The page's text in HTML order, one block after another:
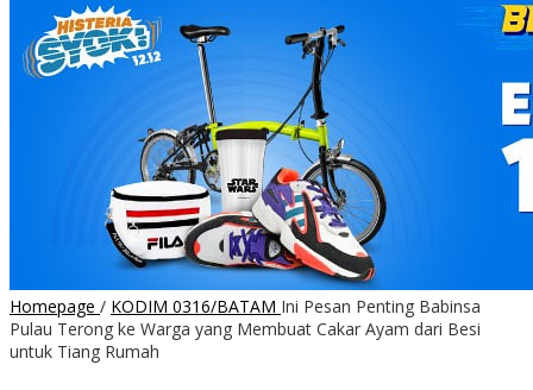
Homepage / KODIM 0316/BATAM Ini Pesan Penting Babinsa
Pulau Terong ke Warga yang Membuat Cakar Ayam dari Besi
untuk Tiang Rumah